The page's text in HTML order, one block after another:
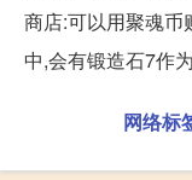
商店:可以用聚魂币
中,会有锻造石7作
网络标